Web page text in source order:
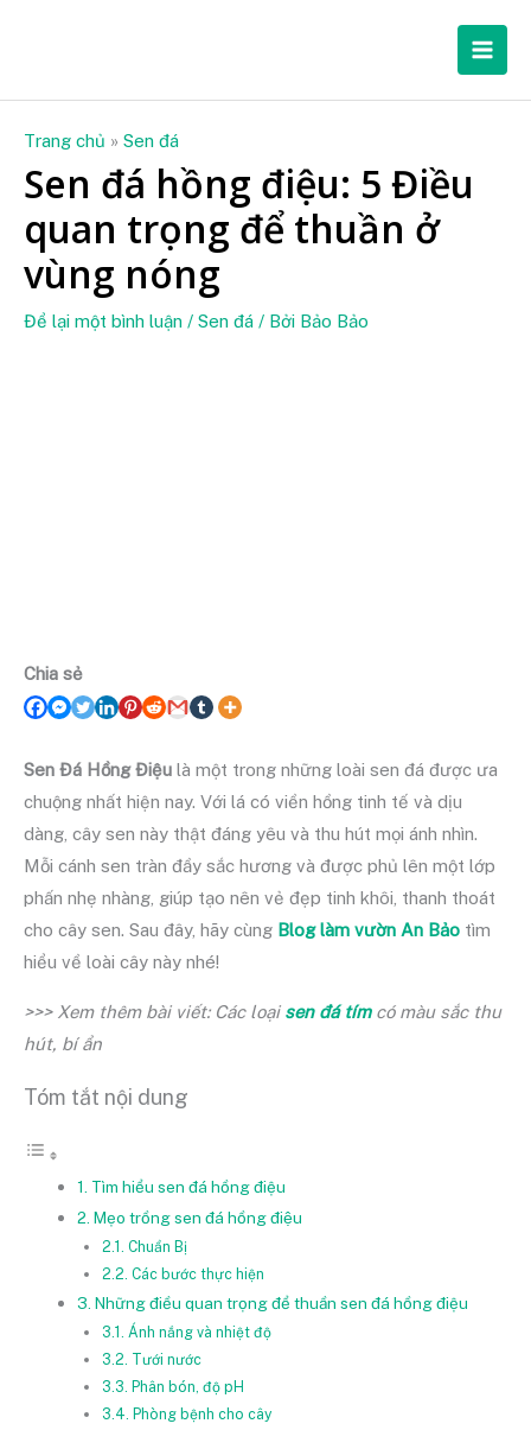
Main
Trang chủ » Sen đá
Sen đá hồng điệu: 5 Điều
quan trọng để thuần ở
vùng nóng
Để lại một bình luận / Sen đá / Bởi Bảo Bảo
Chia sẻ
Sen Đá Hồng Điệu là một trong những loài sen đá được ưa
chuộng nhất hiện nay. Với lá có viền hồng tinh tế và dịu
dàng, cây sen này thật đáng yêu và thu hút mọi ánh nhìn.
Mỗi cánh sen tràn đầy sắc hương và được phủ lên một lớp
phấn nhẹ nhàng, giúp tạo nên vẻ đẹp tinh khôi, thanh thoát
cho cây sen. Sau đây, hãy cùng Blog làm vườn An Bảo tìm
hiểu về loài cây này nhé!
>>> Xem thêm bài viết: Các loại sen đá tímcó màu sắc thu
hút, bí ẩn
Tóm tắt nội dung
1. Tìm hiểu sen đá hồng điệu
2. Mẹo trồng sen đá hồng điệu
2.1. Chuẩn Bị
2.2. Các bước thực hiện
3. Những điều quan trọng để thuần sen đá hồng điệu
3.1. Ánh nắng và nhiệt độ
3.2. Tưới nước
3.3. Phân bón, độ pH
3.4. Phòng bệnh cho cây